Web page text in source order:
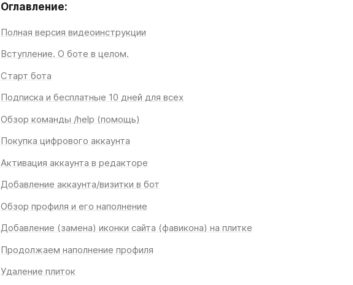
Оглавление:
Полная версия видеоинструкции
Вступление. О боте в целом.
Старт бота
Подписка и бесплатные 10 дней для всех
Обзор команды /help (помощь)
Покупка цифрового аккаунта
Активация аккаунта в редакторе
Добавление аккаунта/визитки в бот
Обзор профиля и его наполнение
Добавление (замена) иконки сайта (фавикона) на плитке
Продолжаем наполнение профиля
Удаление плиток